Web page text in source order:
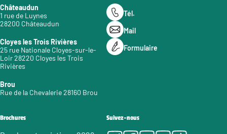
Châteaudun
1 rue de Luynes
28200 Châteaudun
Cloyes les Trois Rivières
25 rue Nationale Cloyes-sur-le-
Loir 28220 Cloyes les Trois
Rivières
Brou
Rue de la Chevalerie 28160 Brou
Tél.
Mail
Formulaire
Brochures Suivez-nous